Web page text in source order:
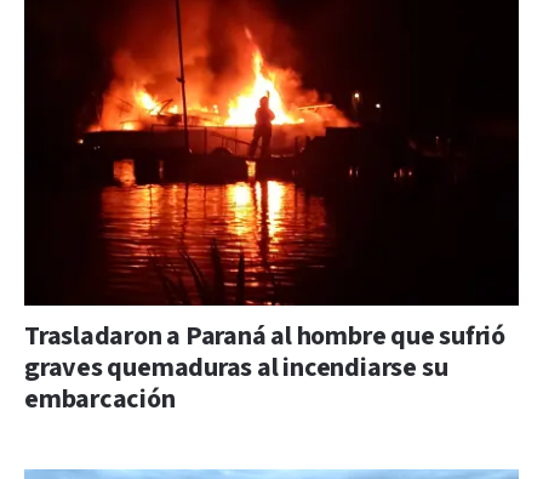
Trasladaron a Paraná al hombre que sufrió
graves quemaduras al incendiarse su
embarcación